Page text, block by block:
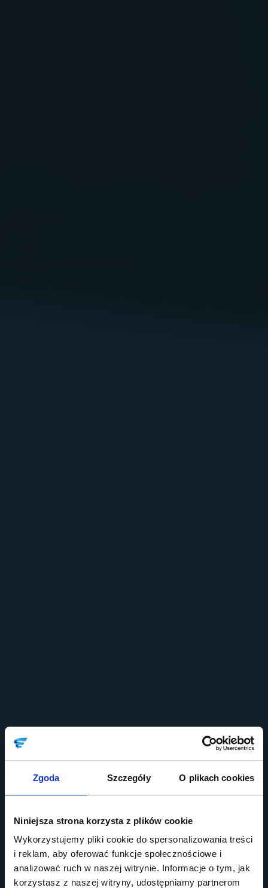
Zgoda Szczegóły O plikach cookies
Niniejsza strona korzysta z plików cookie
Wykorzystujemy pliki cookie do spersonalizowania treści
i reklam, aby oferować funkcje społecznościowe i
analizować ruch w naszej witrynie. Informacje o tym, jak
korzystasz z naszej witryny, udostępniamy partnerom